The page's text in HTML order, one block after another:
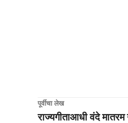
पूर्वीचा लेख
राज्यगीताआधी वंदे